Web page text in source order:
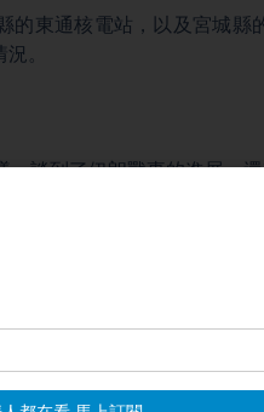
的東通核電站，以及宮城縣
。
談到了伊朗戰事的進展，還
國主動要談。只要瞭解戰
要談，現在還不確定。
稱這些都是「假新聞」。
軍事力量基本被瓦解，他